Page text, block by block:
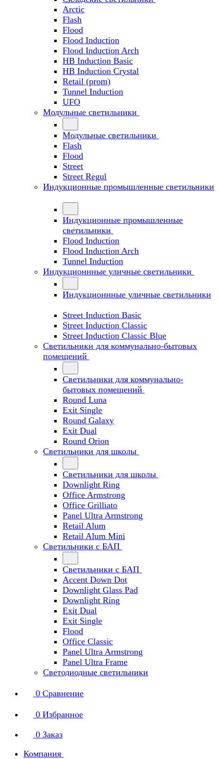
Arctic
Flash
Flood
Flood Induction
Flood Induction Arch
HB Induction Basic
HB Induction Crystal
Retail (prom)
Tunnel Induction
UFO
Модульные светильники
Модульные светильники
Flash
Flood
Street
Street Regul
Индукционные промышленные светильники
Индукционные промышленные
светильники
Flood Induction
Flood Induction Arch
Tunnel Induction
Индукционнные уличные светильники
Индукционнные уличные светильники
Street Induction Basic
Street Induction Classic
Street Induction Classic Blue
Светильники для коммунально-бытовых
помещений
Светильники для коммунально-
бытовых помещений
Round Luna
Exit Single
Round Galaxy
Exit Dual
Round Orion
Светильники для школы
Светильники для школы
Downlight Ring
Office Armstrong
Office Grilliato
Panel Ultra Armstrong
Retail Alum
Retail Alum Mini
Светильники с БАП
Светильники с БАП
Accent Down Dot
Downlight Glass Pad
Downlight Ring
Exit Dual
Exit Single
Flood
Office Classic
Panel Ultra Armstrong
Panel Ultra Frame
Светодиодные светильники
0 Сравнение
0 Избранное
0 Заказ
Компания